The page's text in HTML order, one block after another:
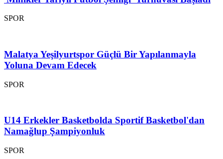
SPOR
Malatya Yeşilyurtspor Güçlü Bir Yapılanmayla
Yoluna Devam Edecek
SPOR
U14 Erkekler Basketbolda Sportif Basketbol'dan
Namağlup Şampiyonluk
SPOR